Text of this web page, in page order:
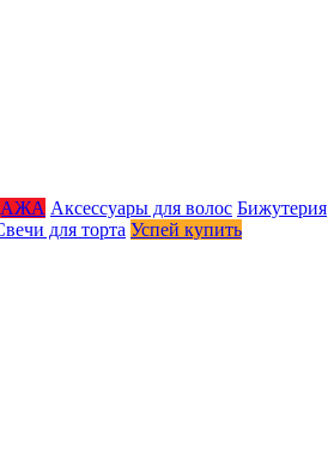
Аксессуары для волос Бижутерия
для торта Успей купить